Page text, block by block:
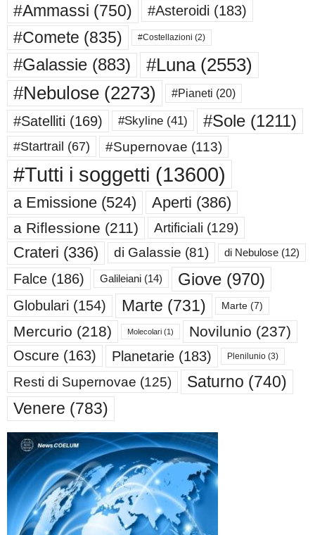
#Ammassi (750) #Asteroidi (183)
#Comete (835) #Costellazioni (2)
#Galassie (883) #Luna(2553)
#Nebulose (2273) #Pianeti (20)
#Satelliti (169) #Skyline (41) #Sole (1211)
#Startrail (67) #Supernovae (113)
#Tutti i soggetti (13600)
a Emissione (524) Aperti (386)
a Riflessione (211) Artificiali (129)
Crateri (336) di Galassie (81) di Nebulose (12)
Falce (186) Galileiani (14) Giove (970)
Globulari (154) Marte (731) Marte (7)
Mercurio (218) Molecolari (1) Novilunio (237)
Oscure (163) Planetarie (183) Plenilunio (3)
Resti di Supernovae (125) Saturno (740)
Venere (783)